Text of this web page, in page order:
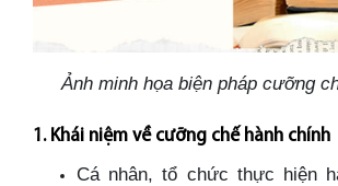
Ảnh minh họa biện pháp cưỡng
1. Khái niệm về cưỡng chế hành chính
Cá nhân, tổ chức thực hiện